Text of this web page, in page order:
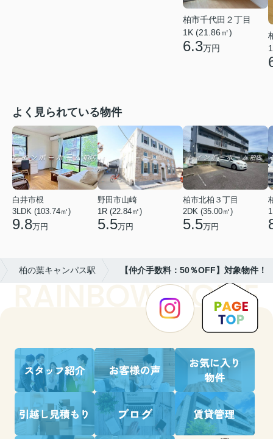
柏市千代田２丁目
1K (21.86㎡)
6.3万円
よく見られている物件
白井市根
3LDK (103.74㎡)
9.8万円
野田市山崎
1R (22.84㎡)
5.5万円
柏市北柏３丁目
2DK (35.00㎡)
5.5万円
柏の葉キャンパス駅 【仲介手数料：50％OFF】対象物件！